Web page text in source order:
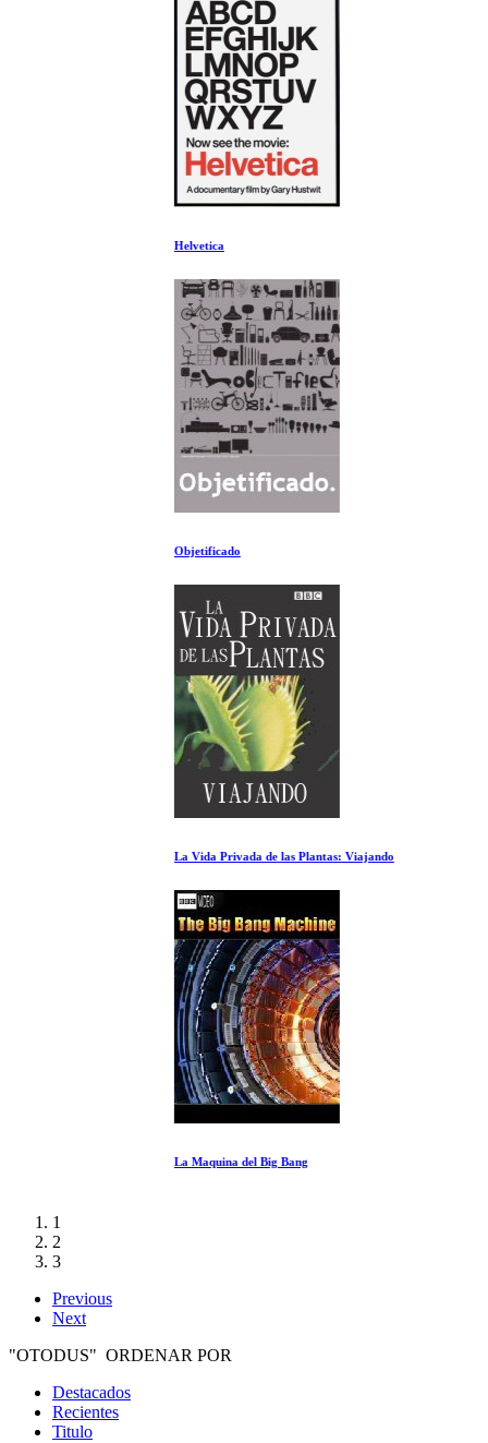
La Vida Privada de las Plantas: Viajando
La Maquina del Big Bang
1
2
3
Previous
Next
"OTODUS" ORDENAR POR
Destacados
Recientes
Titulo